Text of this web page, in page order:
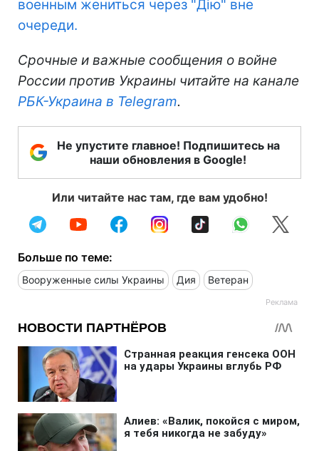
военным жениться через "Дію" вне
очереди.
Срочные и важные сообщения о войне
России против Украины читайте на канале
РБК-Украина в Telegram.
Не упустите главное! Подпишитесь на
наши обновления в Google!
Или читайте нас там, где вам удобно!
Больше по теме:
Вооруженные силы Украины Дия Ветеран